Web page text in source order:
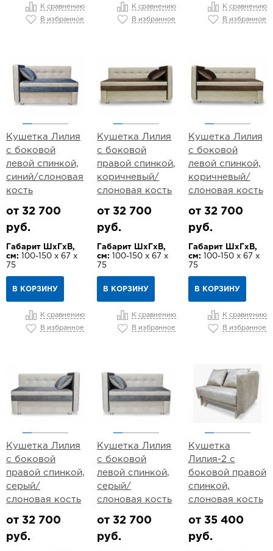
К сравнению
В избранное
К сравнению
В избранное
К сравнению
В избранное
Кушетка Лилия
с боковой
левой спинкой,
синий/слоновая
кость
от 32 700
руб.
Габарит ШхГхВ,
см: 100-150 х 67 х
75
В КОРЗИНУ
К сравнению
В избранное
Кушетка Лилия
с боковой
правой спинкой,
коричневый/
слоновая кость
от 32 700
руб.
Габарит ШхГхВ,
см:
100-150 х 67 х
75
В КОРЗИНУ
К сравнению
В избранное
Кушетка Лилия
с боковой
левой спинкой,
коричневый/
слоновая кость
от 32 700
руб.
Габарит ШхГхВ,
см: 100-150 х 67 х
75
В КОРЗИНУ
К сравнению
В избранное
Кушетка Лилия
с боковой
правой спинкой,
серый/
слоновая кость
от 32 700
руб.
Кушетка Лилия
с боковой
левой спинкой,
серый/
слоновая кость
от 32 700
руб.
Кушетка
Лилия-2 с
боковой правой
спинкой,
слоновая кость
от 35 400
руб.